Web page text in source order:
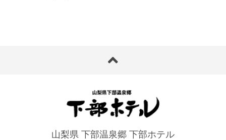
山梨県 下部温泉郷 下部ホテル